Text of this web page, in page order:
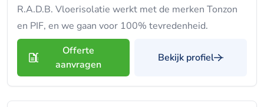
R.A.D.B. Vloerisolatie werkt met de merken Tonzon
en PIF, en we gaan voor 100% tevredenheid.
Offerte
aanvragen
Bekijk profiel